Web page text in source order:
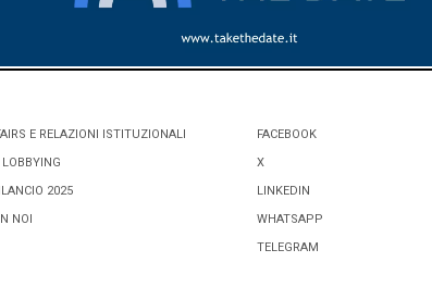
E RELAZIONI ISTITUZIONALI
2025
NOI
FACEBOOK
X
LINKEDIN
WHATSAPP
TELEGRAM